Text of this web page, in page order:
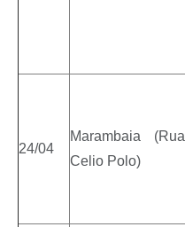
24/04
Marambaia (Rua
Celio Polo)